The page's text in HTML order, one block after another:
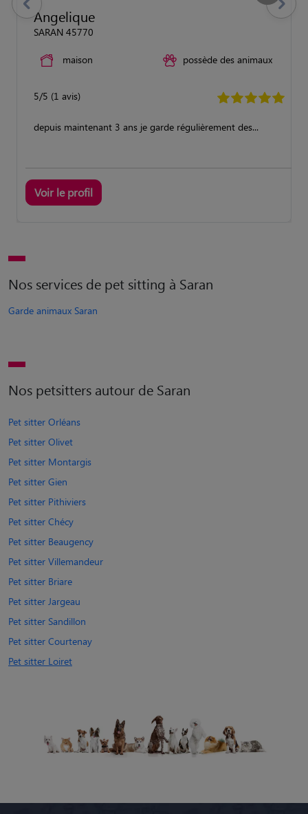
Angelique
SARAN 45770
maison possède des animaux
5/5 (1 avis)
depuis maintenant 3 ans je garde régulièrement des...
Voir le profil
previous Suivant
Nos services de pet sitting à Saran
Garde animaux Saran
Nos petsitters autour de Saran
Pet sitter Orléans
Pet sitter Olivet
Pet sitter Montargis
Pet sitter Gien
Pet sitter Pithiviers
Pet sitter Chécy
Pet sitter Beaugency
Pet sitter Villemandeur
Pet sitter Briare
Pet sitter Jargeau
Pet sitter Sandillon
Pet sitter Courtenay
Pet sitter Loiret